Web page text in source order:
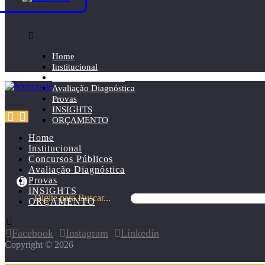
Home
Institucional
Avaliação Diagnóstica
Provas
INSIGHTS
ORÇAMENTO
Digite para Buscar...
Home
Institucional
Concursos Públicos
Avaliação Diagnóstica
Provas
INSIGHTS
ORÇAMENTO
Facebook Instagram Linkedin
Copyright © 2026